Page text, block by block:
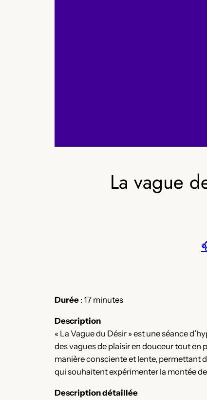
La vague
Durée : 17 minutes
Description
« La Vague du Désir » est une séance
des vagues de plaisir en douceur tout en
manière consciente et lente, permettant
qui souhaitent expérimenter la montée
Description détaillée